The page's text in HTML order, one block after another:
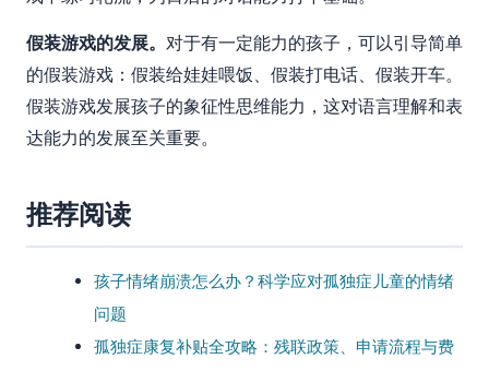
假装游戏的发展。 对于有一定能力的孩子，可以引导简单
的假装游戏：假装给娃娃喂饭、假装打电话、假装开车。
假装游戏发展孩子的象征性思维能力，这对语言理解和表
达能力的发展至关重要。
推荐阅读
孩子情绪崩溃怎么办？科学应对孤独症儿童的情绪
问题
孤独症康复补贴全攻略：残联政策、申请流程与费